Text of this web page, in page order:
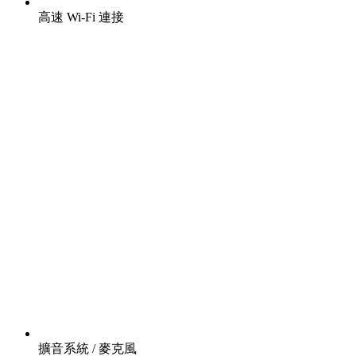
高速 Wi-Fi 連接
擴音系統 / 麥克風